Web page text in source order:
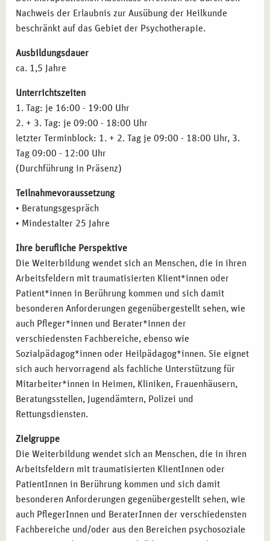
arbeiten.
Mitarbeitende in sozialen Einrichtungen:Fachkräfte aus
Frauenhäusern, Jugendämtern und Beratungsstellen.
Quereinsteiger:
Perspektive im therapeutischen Bereich anstreben.
BERUFLICHE MÖGLICHKEITEN NACH DER
AUSBILDUNG IN LEIPZIG
Mit dem Abschluss als Traumatherapeut stehen Ihnen in
Leipzig vielfältige Karrieremöglichkeiten offen. Nutzen Sie
Ihre Fachkenntnisse in folgenden Bereichen:
Beratung und Therapie:
Traumazentren oder therapeutischen Praxen.
Kliniken und soziale Einrichtungen:
Reha-Zentren.
Coaching und Schulung: Leitung von Fortbildungen,
Seminaren und Workshops zur Traumabewältigung.
Selbstständigkeit:Aufbau einer eigenen Praxis für
Traumatherapie.
Spezialisierung: Weiterqualifikation in Methoden wie
EMDR oder therapeutische Arbeit mit spezifischen
Zielgruppen.
FACHLICHE QUALIFIKATIONEN DURCH DIE
AUSBILDUNG IN LEIPZIG
Zertifizierung als Traumatherapeut:Qualifikation zur
professionellen Begleitung traumatisierter Menschen.
Weiterbildungsmöglichkeiten:Vertiefung und
Spezialisierung in verschiedenen therapeutischen
Ansätzen.
Traumatisierung von Kindern und Jugendlichen,
rechtliche Grundlagen
Spezielle Dynamiken traumatischer Ereignisse in
Familien
Re-Traumatisierung im Alter, Umgang mit starken
Emotionen
Traumatherapeutische Methoden der Einzelarbeit
Psychohygiene
Praxistraining, Fallbeispiele und Supervision
Inhalte der Ausbildung
Nachweis der Erlaubnis zur Ausübung der Heilkunde
beschränkt auf das Gebiet der Psychotherapie.
Ausbildungsdauer
ca. 1,5 Jahre
Unterrichtszeiten
1. Tag: je 16:00 - 19:00 Uhr
2. + 3. Tag: je 09:00 - 18:00 Uhr
letzter Terminblock: 1. + 2. Tag je 09:00 - 18:00 Uhr, 3.
Tag 09:00 - 12:00 Uhr
(Durchführung in Präsenz)
Teilnahmevoraussetzung
• Beratungsgespräch
• Mindestalter 25 Jahre
Ihre berufliche Perspektive
Die Weiterbildung wendet sich an Menschen, die in ihren
Arbeitsfeldern mit traumatisierten Klient*innen oder
Patient*innen in Berührung kommen und sich damit
besonderen Anforderungen gegenübergestellt sehen, wie
auch Pfleger*innen und Berater*innen der
verschiedensten Fachbereiche, ebenso wie
Sozialpädagog*innen oder Heilpädagog*innen. Sie eignet
sich auch hervorragend als fachliche Unterstützung für
Mitarbeiter*innen in Heimen, Kliniken, Frauenhäusern,
Beratungsstellen, Jugendämtern, Polizei und
Rettungsdiensten.
Zielgruppe
Die Weiterbildung wendet sich an Menschen, die in ihren
Arbeitsfeldern mit traumatisierten KlientInnen oder
PatientInnen in Berührung kommen und sich damit
besonderen Anforderungen gegenübergestellt sehen, wie
auch PflegerInnen und BeraterInnen der verschiedensten
Fachbereiche und/oder aus den Bereichen psychosoziale